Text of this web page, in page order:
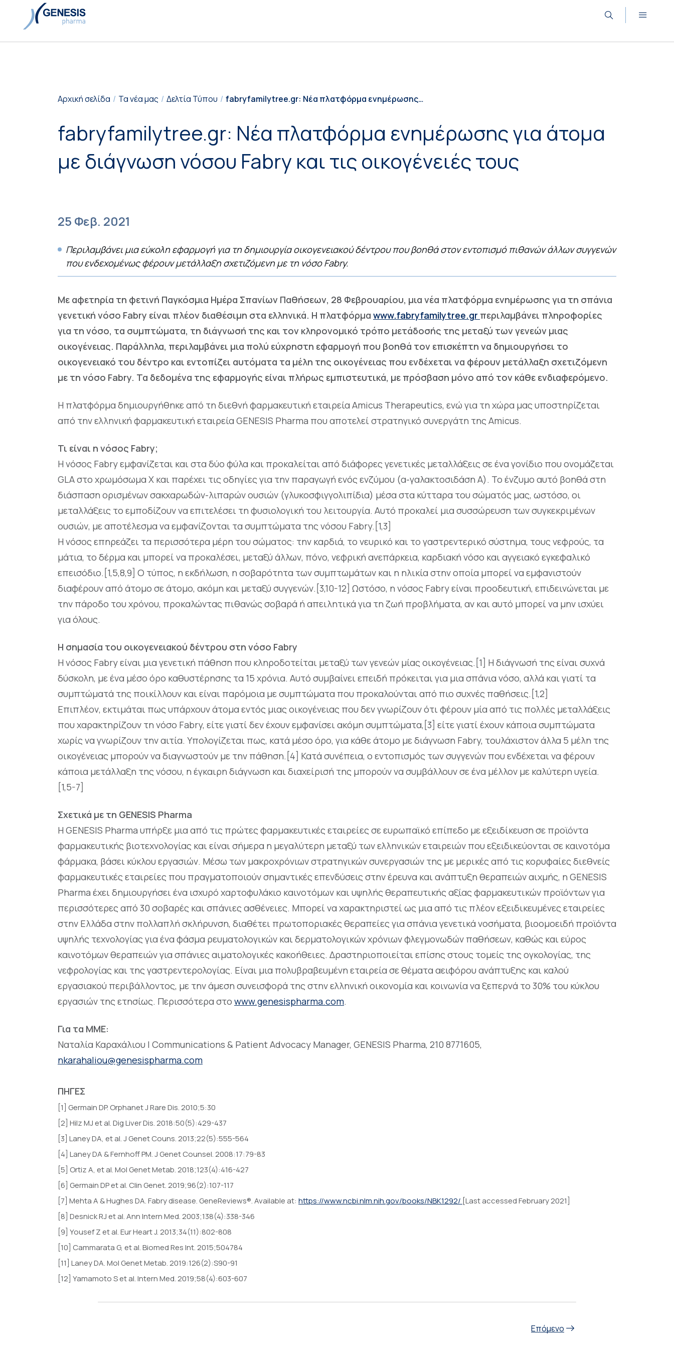
Αρχική σελίδα Τα νέα μας Δελτία Τύπου
fabryfamilytree.gr: Νέα πλατφόρμα ενημέρωσης
οικογένειές τους
fabryfamilytree.gr: Νέα πλατφόρμα ενημέρωσης για άτομα
με διάγνωση νόσου Fabry και τις οικογένειές τους
25 Φεβ. 2021
Περιλαμβάνει μια εύκολη εφαρμογή για τη δημιουργία οικογενειακού δέντρου που βοηθά στον εντοπισμό πιθανών άλλων συγγενών
που ενδεχομένως φέρουν μετάλλαξη σχετιζόμενη με τη νόσο Fabry.
Με αφετηρία τη φετινή Παγκόσμια Ημέρα Σπανίων Παθήσεων, 28 Φεβρουαρίου, μια νέα πλατφόρμα ενημέρωσης για τη σπάνια
γενετική νόσο Fabry είναι πλέον διαθέσιμη στα ελληνικά. Η πλατφόρμα www.fabryfamilytree.gr περιλαμβάνει πληροφορίες
για τη νόσο, τα συμπτώματα, τη διάγνωσή της και τον κληρονομικό τρόπο μετάδοσής της μεταξύ των γενεών μιας
οικογένειας. Παράλληλα, περιλαμβάνει μια πολύ εύχρηστη εφαρμογή που βοηθά τον επισκέπτη να δημιουργήσει το
οικογενειακό του δέντρο και εντοπίζει αυτόματα τα μέλη της οικογένειας που ενδέχεται να φέρουν μετάλλαξη σχετιζόμενη
με τη νόσο Fabry. Τα δεδομένα της εφαρμογής είναι πλήρως εμπιστευτικά, με πρόσβαση μόνο από τον κάθε ενδιαφερόμενο.
Η πλατφόρμα δημιουργήθηκε από τη διεθνή φαρμακευτική εταιρεία Amicus Therapeutics, ενώ για τη χώρα μας υποστηρίζεται
από την ελληνική φαρμακευτική εταιρεία GENESIS Pharma που αποτελεί στρατηγικό συνεργάτη της Amicus.
Τι είναι η νόσος Fabry;
Η νόσος Fabry εμφανίζεται και στα δύο φύλα και προκαλείται από διάφορες γενετικές μεταλλάξεις σε ένα γονίδιο που ονομάζεται
GLA στο χρωμόσωμα Χ και παρέχει τις οδηγίες για την παραγωγή ενός ενζύμου (α-γαλακτοσιδάση A). Το ένζυμο αυτό βοηθά στη
διάσπαση ορισμένων σακχαρωδών-λιπαρών ουσιών (γλυκοσφιγγολιπίδια) μέσα στα κύτταρα του σώματός μας, ωστόσο, οι
μεταλλάξεις το εμποδίζουν να επιτελέσει τη φυσιολογική του λειτουργία. Αυτό προκαλεί μια συσσώρευση των συγκεκριμένων
ουσιών, με αποτέλεσμα να εμφανίζονται τα συμπτώματα της νόσου Fabry.[1,3]
Η νόσος επηρεάζει τα περισσότερα μέρη του σώματος: την καρδιά, το νευρικό και το γαστρεντερικό σύστημα, τους νεφρούς, τα
μάτια, το δέρμα και μπορεί να προκαλέσει, μεταξύ άλλων, πόνο, νεφρική ανεπάρκεια, καρδιακή νόσο και αγγειακό εγκεφαλικό
επεισόδιο.[1,5,8,9] Ο τύπος, η εκδήλωση, η σοβαρότητα των συμπτωμάτων και η ηλικία στην οποία μπορεί να εμφανιστούν
διαφέρουν από άτομο σε άτομο, ακόμη και μεταξύ συγγενών.[3,10-12] Ωστόσο, η νόσος Fabry είναι προοδευτική, επιδεινώνεται με
την πάροδο του χρόνου, προκαλώντας πιθανώς σοβαρά ή απειλητικά για τη ζωή προβλήματα, αν και αυτό μπορεί να μην ισχύει
για όλους.
Η σημασία του οικογενειακού δέντρου στη νόσο Fabry
Η νόσος Fabry είναι μια γενετική πάθηση που κληροδοτείται μεταξύ των γενεών μίας οικογένειας.[1] Η διάγνωσή της είναι συχνά
δύσκολη, με ένα μέσο όρο καθυστέρησης τα 15 χρόνια. Αυτό συμβαίνει επειδή πρόκειται για μια σπάνια νόσο, αλλά και γιατί τα
συμπτώματά της ποικίλλουν και είναι παρόμοια με συμπτώματα που προκαλούνται από πιο συχνές παθήσεις.[1,2]
Επιπλέον, εκτιμάται πως υπάρχουν άτομα εντός μιας οικογένειας που δεν γνωρίζουν ότι φέρουν μία από τις πολλές μεταλλάξεις
που χαρακτηρίζουν τη νόσο Fabry, είτε γιατί δεν έχουν εμφανίσει ακόμη συμπτώματα,[3] είτε γιατί έχουν κάποια συμπτώματα
χωρίς να γνωρίζουν την αιτία. Υπολογίζεται πως, κατά μέσο όρο, για κάθε άτομο με διάγνωση Fabry, τουλάχιστον άλλα 5 μέλη της
οικογένειας μπορούν να διαγνωστούν με την πάθηση.[4] Κατά συνέπεια, ο εντοπισμός των συγγενών που ενδέχεται να φέρουν
κάποια μετάλλαξη της νόσου, η έγκαιρη διάγνωση και διαχείρισή της μπορούν να συμβάλλουν σε ένα μέλλον με καλύτερη υγεία.
[1,5-7]
Σχετικά με τη GENESIS Pharma
Η GENESIS Pharma υπήρξε μια από τις πρώτες φαρμακευτικές εταιρείες σε ευρωπαϊκό επίπεδο με εξειδίκευση σε προϊόντα
φαρμακευτικής βιοτεχνολογίας και είναι σήμερα η μεγαλύτερη μεταξύ των ελληνικών εταιρειών που εξειδικεύονται σε καινοτόμα
φάρμακα, βάσει κύκλου εργασιών. Μέσω των μακροχρόνιων στρατηγικών συνεργασιών της με μερικές από τις κορυφαίες διεθνείς
φαρμακευτικές εταιρείες που πραγματοποιούν σημαντικές επενδύσεις στην έρευνα και ανάπτυξη θεραπειών αιχμής, η GENESIS
Pharma έχει δημιουργήσει ένα ισχυρό χαρτοφυλάκιο καινοτόμων και υψηλής θεραπευτικής αξίας φαρμακευτικών προϊόντων για
περισσότερες από 30 σοβαρές και σπάνιες ασθένειες. Μπορεί να χαρακτηριστεί ως μια από τις πλέον εξειδικευμένες εταιρείες
στην Ελλάδα στην πολλαπλή σκλήρυνση, διαθέτει πρωτοποριακές θεραπείες για σπάνια γενετικά νοσήματα, βιοομοειδή προϊόντα
υψηλής τεχνολογίας για ένα φάσμα ρευματολογικών και δερματολογικών χρόνιων φλεγμονωδών παθήσεων, καθώς και εύρος
καινοτόμων θεραπειών για σπάνιες αιματολογικές κακοήθειες. Δραστηριοποιείται επίσης στους τομείς της ογκολογίας, της
νεφρολογίας και της γαστρεντερολογίας. Είναι μια πολυβραβευμένη εταιρεία σε θέματα αειφόρου ανάπτυξης και καλού
εργασιακού περιβάλλοντος, με την άμεση συνεισφορά της στην ελληνική οικονομία και κοινωνία να ξεπερνά το 30% του κύκλου
εργασιών της ετησίως. Περισσότερα στο www.genesispharma.com.
Για τα ΜΜΕ:
Ναταλία Καραχάλιου | Communications & Patient Advocacy Manager, GENESIS Pharma, 210 8771605,
nkarahaliou@genesispharma.com
ΠΗΓΕΣ
[1] Germain DP. Orphanet J Rare Dis. 2010;5:30
[2] Hilz MJ et al. Dig Liver Dis. 2018:50(5):429-437
[3] Laney DA, et al. J Genet Couns. 2013;22(5):555-564
[4] Laney DA & Fernhoff PM. J Genet Counsel. 2008:17:79-83
[5] Ortiz A, et al. Mol Genet Metab. 2018;123(4):416-427
[6] Germain DP et al. Clin Genet. 2019;96(2):107-117
[7] Mehta A & Hughes DA. Fabry disease. GeneReviews®. Available at: https://www.ncbi.nlm.nih.gov/books/NBK1292/ [Last accessed February 2021]
[8] Desnick RJ et al. Ann Intern Med. 2003;138(4):338-346
[9] Yousef Z et al. Eur Heart J. 2013;34(11):802-808
[10] Cammarata G, et al. Biomed Res Int. 2015;504784
[11] Laney DA. Mol Genet Metab. 2019:126(2):S90-91
[12] Yamamoto S et al. Intern Med. 2019;58(4):603-607
Επόμενο